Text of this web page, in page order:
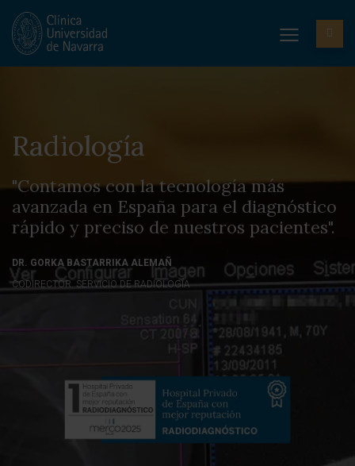
Radiología
"Contamos con la tecnología más
avanzada en España para el diagnóstico
rápido y preciso de nuestros pacientes".
DR. GORKA BASTARRIKA ALEMAÑ
CODIRECTOR. SERVICIO DE RADIOLOGÍA